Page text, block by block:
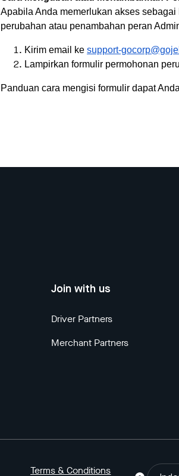
Apabila Anda memerlukan akses sebagai
perubahan atau penambahan peran
Kirim email ke support-
Lampirkan formulir permohonan
Panduan cara mengisi formulir dapat
Join with us
Driver Partners
Merchant Partners
Terms & Conditions